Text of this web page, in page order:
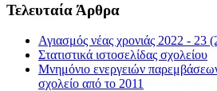
Τελευταία Άρθρα
Αγιασμός νέας χρονιάς 2022 - 23
Στατιστικά ιστοσελίδας σχολείου
Μνημόνιο ενεργειών
σχολείο από το 2011